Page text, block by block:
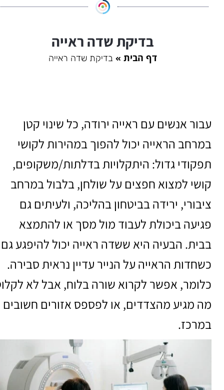
בדיקת שדה ראייה
דף הבית בדיקת שדה ראייה
עבור אנשים עם ראייה ירודה, כל שינוי קטן
במרחב הראייה יכול להפוך במהירות לקושי
תפקודי גדול: היתקלויות בדלתות/משקופים,
קושי למצוא חפצים על שולחן, בלבול במרחב
ציבורי, ירידה בביטחון בהליכה, ולעיתים גם
פגיעה ביכולת לעבוד מול מסך או להתמצא
בבית. הבעיה היא ששדה ראייה יכול להיפגע גם
כשחדות הראייה על הנייר עדיין נראית סבירה.
כלומר, אפשר לקרוא שורה בלוח, אבל לא
מה מגיע מהצדדים, או לפספס אזורים חשובים
במרכז.